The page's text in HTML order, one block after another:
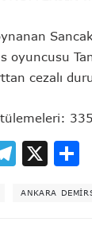
oyuncusu
cezalı
335
X
ANKARA